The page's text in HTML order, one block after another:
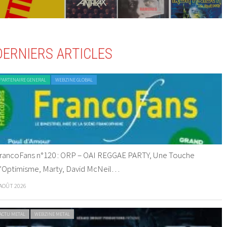
ARTICLES
GENERAL WEBZINE GLOBAL
n°120 : ORP – OAI REGGAE PARTY, Une Touche
Marty, David McNeil…
2026
METAL WEBZINE METAL